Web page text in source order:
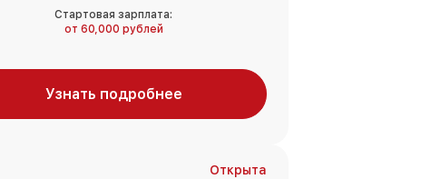
Стартовая зарплата:
от 60,000 рублей
Узнать подробнее
Открыта